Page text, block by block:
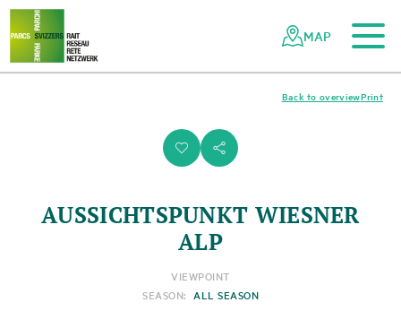
Navigating
the
Swiss
parks
Quick
navigation
To the main content
To the mobile navigation
To search
To the footer
To the sitemap
MAP
i s
Print
Back to overview
AUSSICHTSPUNKT WIESNER
ALP
VIEWPOINT
SEASON: ALL SEASON